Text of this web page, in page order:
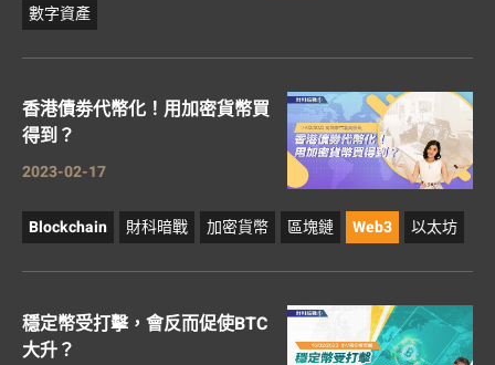
數字資產
香港債劵代幣化！用加密貨幣買
得到？
2023-02-17
Blockchain 財科暗戰 加密貨幣 區塊鏈 Web3 以太坊
穩定幣受打擊，會反而促使BTC
大升？